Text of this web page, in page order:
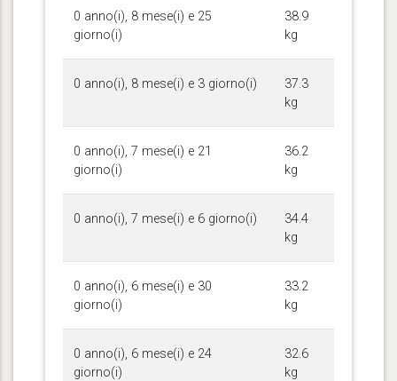
0 anno(i), 8 mese(i) e 25
giorno(i)
38.9
kg
0 anno(i), 8 mese(i) e 3 giorno(i)
37.3
kg
0 anno(i), 7 mese(i) e 21
giorno(i)
36.2
kg
0 anno(i), 7 mese(i) e 6 giorno(i)
34.4
kg
0 anno(i), 6 mese(i) e 30
giorno(i)
33.2
kg
0 anno(i), 6 mese(i) e 24
giorno(i)
32.6
kg